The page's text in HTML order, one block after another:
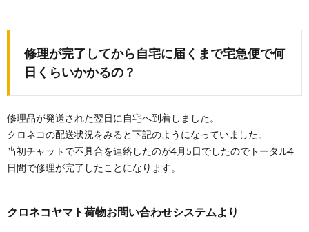
修理が完了してから自宅に届くまで宅急便で何
日くらいかかるの？
修理品が発送された翌日に自宅へ到着しました。
クロネコの配送状況をみると下記のようになっていました。
当初チャットで不具合を連絡したのが4月5日でしたのでトータル4
日間で修理が完了したことになります。
クロネコヤマト荷物お問い合わせシステムより